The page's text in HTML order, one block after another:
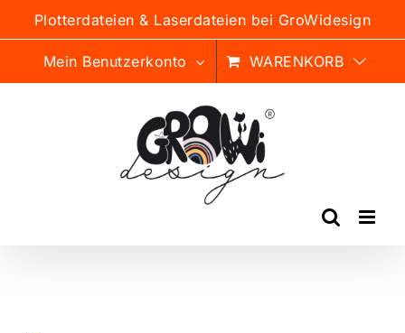
Inhalt
Plotterdateien & Laserdateien bei GroWidesign
Mein Benutzerkonto WARENKORB